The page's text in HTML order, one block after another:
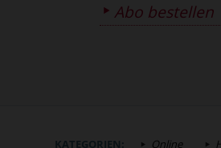
Abo bestellen
KATEGORIEN: Online